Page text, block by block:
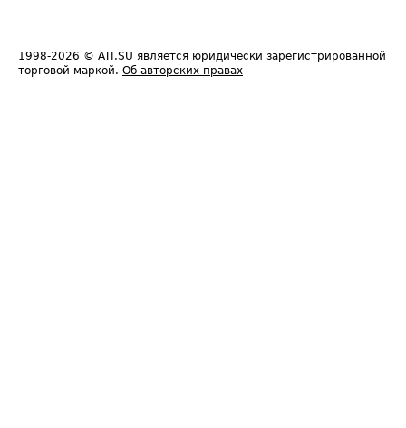
1998-2026 © ATI.SU является юридически зарегистрированной
торговой маркой. Об авторских правах